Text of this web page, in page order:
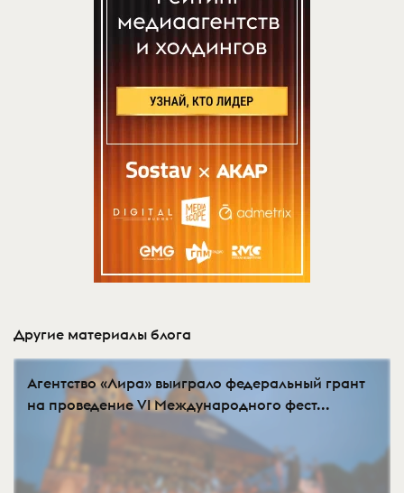
Другие материалы блога
Агентство «Лира» выиграло федеральный грант
на проведение VI Международного фест...